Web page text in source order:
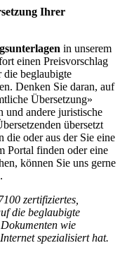
Ihrer
in unserem
einen Preisvorschlag
die beglaubigte
Denken Sie daran, auf
Übersetzung»
und andere juristische
übersetzt
die oder aus der Sie eine
Portal finden oder eine
können Sie uns gerne
zertifiziertes,
die beglaubigte
wie
spezialisiert hat.